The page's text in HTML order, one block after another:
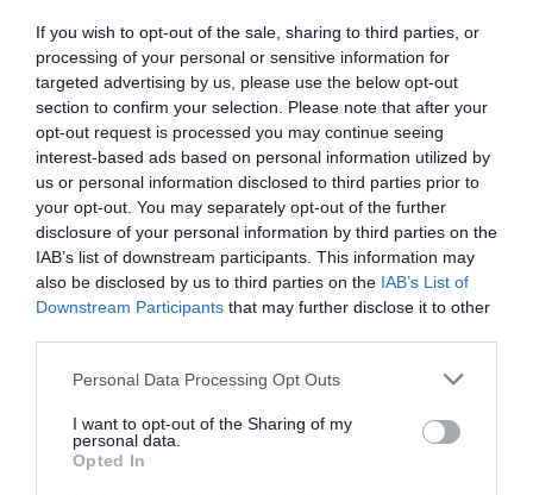
If you wish to opt-out of the sale, sharing to third parties, or
processing of your personal or sensitive information for
targeted advertising by us, please use the below opt-out
section to confirm your selection. Please note that after your
opt-out request is processed you may continue seeing
interest-based ads based on personal information utilized by
us or personal information disclosed to third parties prior to
your opt-out. You may separately opt-out of the further
disclosure of your personal information by third parties on the
IAB’s list of downstream participants. This information may
also be disclosed by us to third parties on the IAB’s List of
Downstream Participants that may further disclose it to other
Personal Data Processing Opt Outs
I want to opt-out of the Sharing of my
personal data.
Opted In
Σύμφωνα με τον λογαριασμό της Royal Fashion
Police στοInstagram
, η πριγκίπισσα συνδύασε το